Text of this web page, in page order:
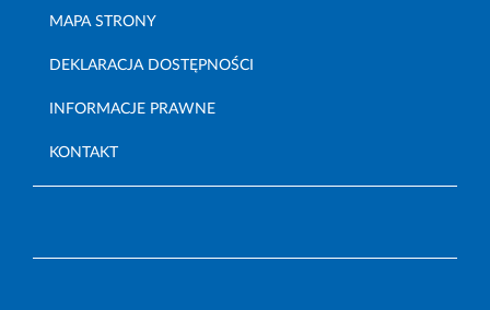
MAPA STRONY
DEKLARACJA DOSTĘPNOŚCI
INFORMACJE PRAWNE
KONTAKT